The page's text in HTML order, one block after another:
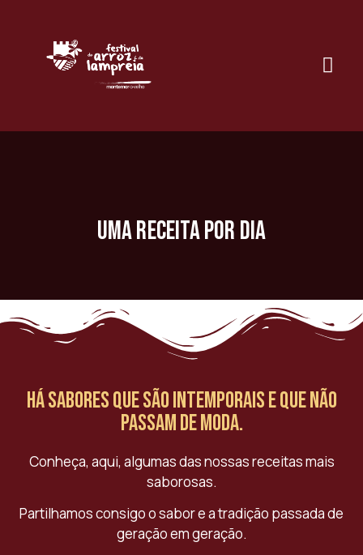
Uma receita por dia
Há sabores que são intemporais e que não
passam de moda.
Conheça, aqui, algumas das nossas receitas mais
saborosas.
Partilhamos consigo o sabor e a tradição passada de
geração em geração.